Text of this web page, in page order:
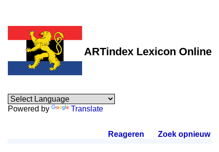
ARTindex Lexicon Online
Powered by Translate
Reageren Zoek opnieuw.